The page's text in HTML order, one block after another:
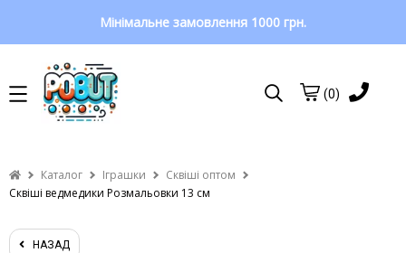
Мінімальне замовлення 1000 грн.
(0)
Каталог Іграшки
Сквіші оптом
Сквіші ведмедики Розмальовки 13 см
НАЗАД